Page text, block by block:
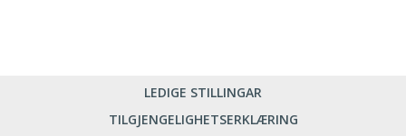
LEDIGE STILLINGAR
TILGJENGELIGHETSERKLÆRING